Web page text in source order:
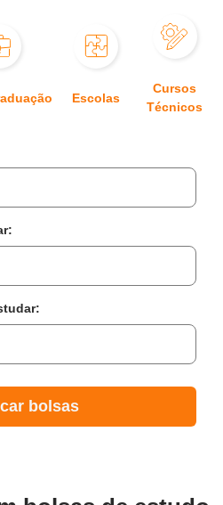
Escolas
Cursos
Técnicos
bolsas